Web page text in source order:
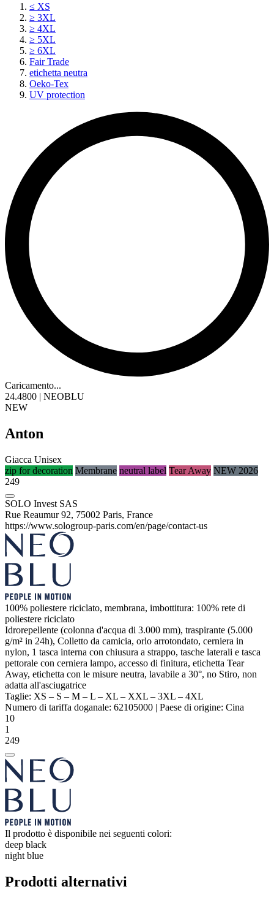
≤ XS
≥ 3XL
≥ 4XL
≥ 5XL
≥ 6XL
Fair Trade
etichetta neutra
Oeko-Tex
UV protection
Caricamento...
24.4800 | NEOBLU
NEW
Anton
Giacca Unisex
zip for decoration Membrane neutral label Tear Away NEW 2026
249
SOLO Invest SAS
Rue Reaumur 92, 75002 Paris, France
https://www.sologroup-paris.com/en/page/contact-us
100% poliestere riciclato, membrana, imbottitura: 100% rete di
poliestere riciclato
Idrorepellente (colonna d'acqua di 3.000 mm), traspirante (5.000
g/m² in 24h), Colletto da camicia, orlo arrotondato, cerniera in
nylon, 1 tasca interna con chiusura a strappo, tasche laterali e tasca
pettorale con cerniera lampo, accesso di finitura, etichetta Tear
Away, etichetta con le misure neutra, lavabile a 30°, no Stiro, non
adatta all'asciugatrice
Taglie: XS – S – M – L – XL – XXL – 3XL – 4XL
Numero di tariffa doganale: 62105000 | Paese di origine: Cina
10
1
249
Il prodotto è disponibile nei seguenti colori:
deep black
night blue
Prodotti alternativi